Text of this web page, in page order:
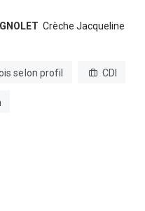
Crèche Jacqueline
selon profil CDI